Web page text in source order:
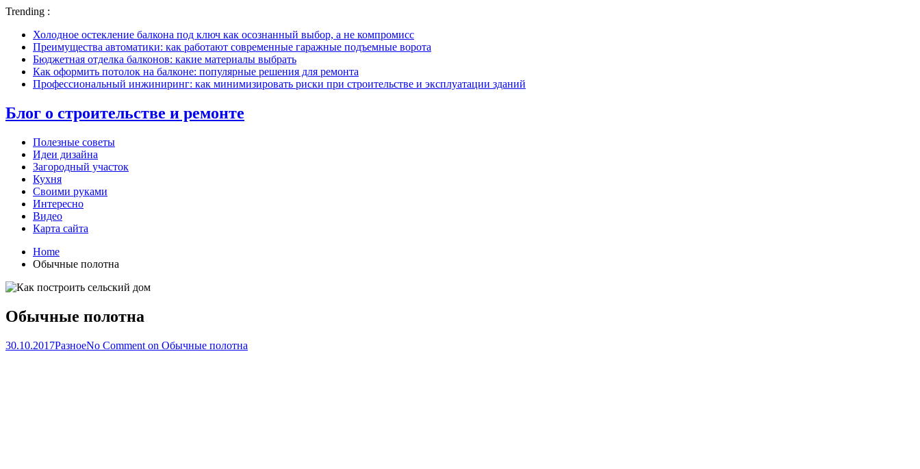
Trending :
Холодное остекление балкона под ключ как осознанный выбор, а не компромисс
Преимущества автоматики: как работают современные гаражные подъемные ворота
Бюджетная отделка балконов: какие материалы выбрать
Как оформить потолок на балконе: популярные решения для ремонта
Профессиональный инжиниринг: как минимизировать риски при строительстве и эксплуатации зданий
Блог о строительстве и ремонте
Полезные советы
Идеи дизайна
Загородный участок
Кухня
Своими руками
Интересно
Видео
Карта сайта
Home
Обычные полотна
Обычные полотна
30.10.2017РазноеNo Comment on Обычные полотна